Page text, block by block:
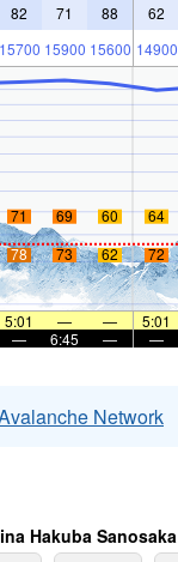
82 71 88 62
15700 15900 15600 14900
71 69 60 64
78 73 62 72
5:01 — — 5:01
— 6:45 — —
Network
Hakuba Sanosaka